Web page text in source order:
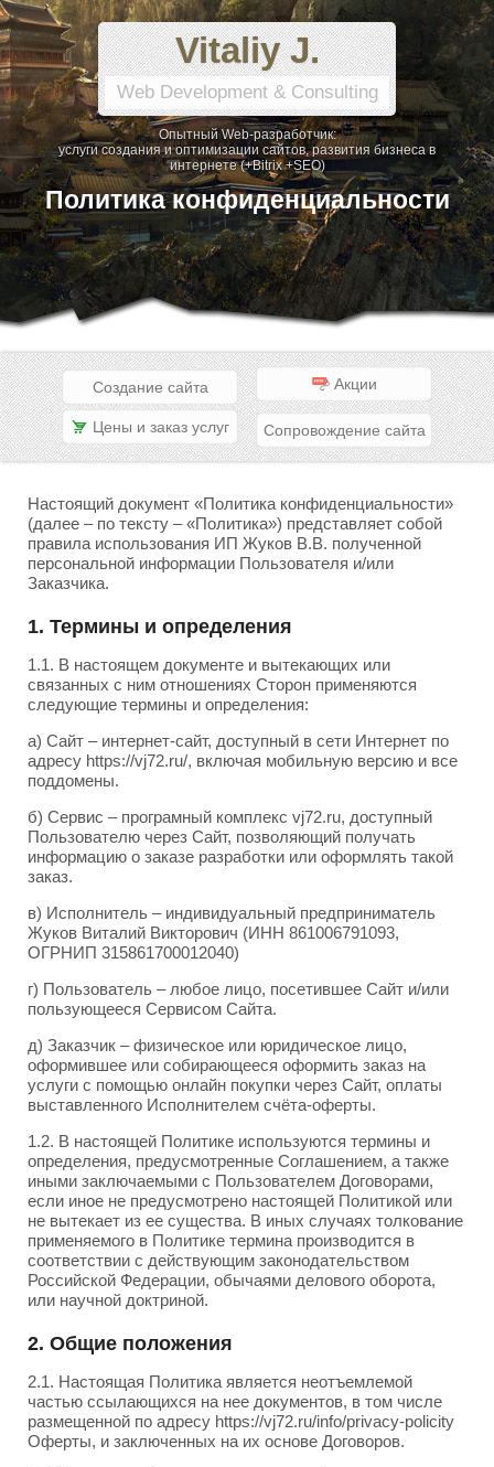
Vitaliy J.
Web Development & Consulting
Опытный Web-разработчик:
услуги создания и оптимизации сайтов, развития бизнеса в
интернете (+Bitrix +SEO)
Политика конфиденциальности
Создание сайта Акции
Цены и заказ услуг Сопровождение сайта
Настоящий документ «Политика конфиденциальности»
(далее – по тексту – «Политика») представляет собой
правила использования ИП Жуков В.В. полученной
персональной информации Пользователя и/или
Заказчика.
1. Термины и определения
1.1. В настоящем документе и вытекающих или
связанных с ним отношениях Сторон применяются
следующие термины и определения:
а) Сайт – интернет-сайт, доступный в сети Интернет по
адресу https://vj72.ru/, включая мобильную версию и все
поддомены.
б) Сервис – програмный комплекс vj72.ru, доступный
Пользователю через Сайт, позволяющий получать
информацию о заказе разработки или оформлять такой
заказ.
в) Исполнитель – индивидуальный предприниматель
Жуков Виталий Викторович (ИНН 861006791093,
ОГРНИП 315861700012040)
г) Пользователь – любое лицо, посетившее Сайт и/или
пользующееся Сервисом Сайта.
д) Заказчик – физическое или юридическое лицо,
оформившее или собирающееся оформить заказ на
услуги с помощью онлайн покупки через Сайт, оплаты
выставленного Исполнителем счёта-оферты.
1.2. В настоящей Политике используются термины и
определения, предусмотренные Соглашением, а также
иными заключаемыми с Пользователем Договорами,
если иное не предусмотрено настоящей Политикой или
не вытекает из ее существа. В иных случаях толкование
применяемого в Политике термина производится в
соответствии с действующим законодательством
Российской Федерации, обычаями делового оборота,
или научной доктриной.
2. Общие положения
2.1. Настоящая Политика является неотъемлемой
частью ссылающихся на нее документов, в том числе
размещенной по адресу https://vj72.ru/info/privacy-policity
Оферты, и заключенных на их основе Договоров.